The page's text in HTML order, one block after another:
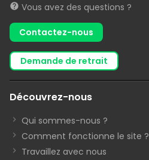
Vous avez des questions ?
Contactez-nous
demande de retrait
Découvrez-nous
Qui sommes-nous ?
Comment fonctionne le site ?
Travaillez avec nous